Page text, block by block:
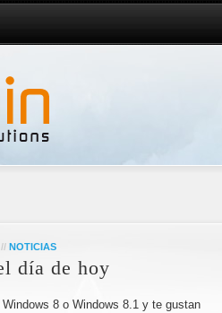
// NOTICIAS
día de hoy
8 o Windows 8.1 y te gustan